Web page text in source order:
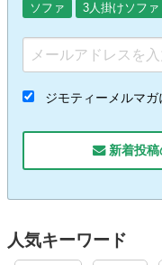
ソファ
3人掛けソファ
ジモティーメルマ
新着投稿
人気キーワード